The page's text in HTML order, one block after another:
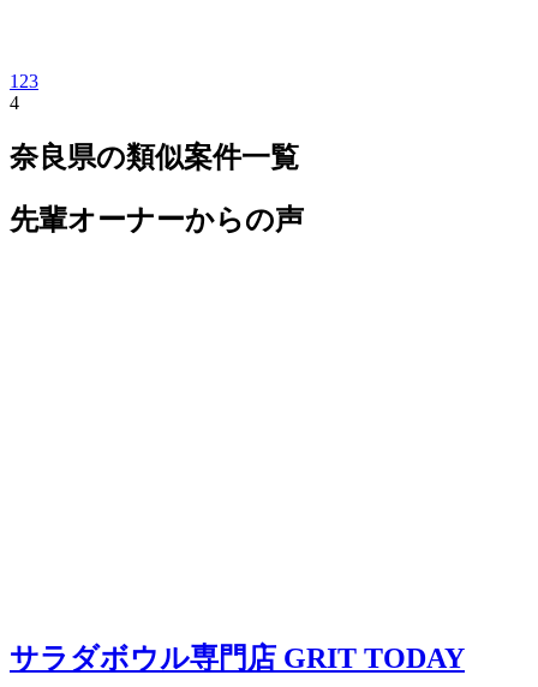
1 23
4
奈良県の類似案件一覧
先輩オーナーからの声
サラダボウル専門店 GRIT TODAY